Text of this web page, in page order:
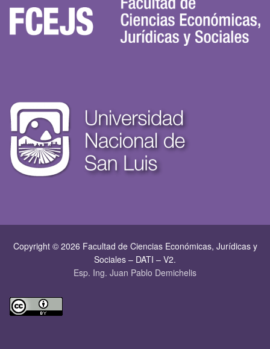
Copyright © 2026 Facultad de Ciencias Económicas, Jurí­dicas y
Sociales – DATI – V2.
Esp. Ing. Juan Pablo Demichelis